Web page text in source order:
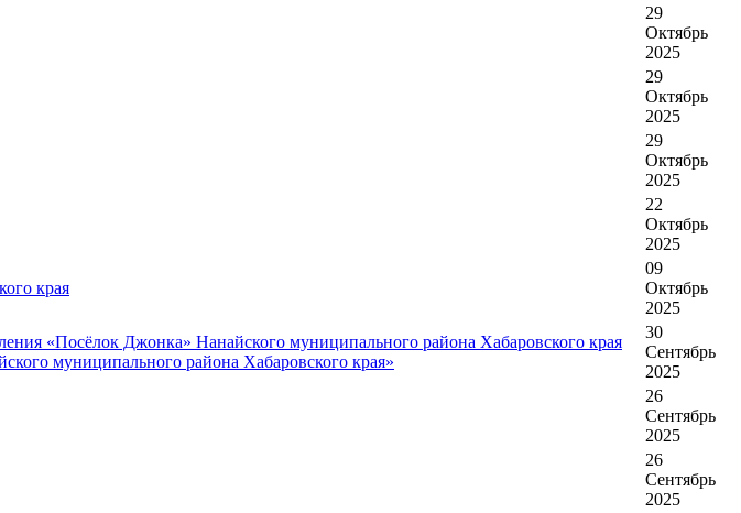
29
Октябрь
2025
29
Октябрь
2025
29
Октябрь
2025
22
Октябрь
2025
края
09
Октябрь
2025
«Посёлок Джонка» Нанайского муниципального района Хабаровского края
муниципального района Хабаровского края»
30
Сентябрь
2025
26
Сентябрь
2025
26
Сентябрь
2025